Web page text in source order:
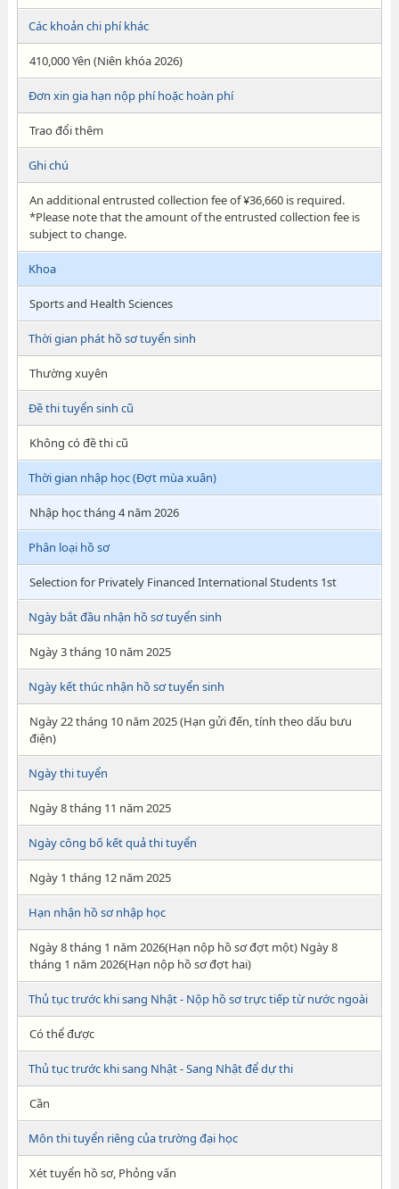
Các khoản chi phí khác
410,000 Yên (Niên khóa 2026)
Đơn xin gia hạn nộp phí hoặc hoàn phí
Trao đổi thêm
Ghi chú
An additional entrusted collection fee of ¥36,660 is required.
*Please note that the amount of the entrusted collection fee is
subject to change.
Khoa
Sports and Health Sciences
Thời gian phát hồ sơ tuyển sinh
Thường xuyên
Đề thi tuyển sinh cũ
Không có đề thi cũ
Thời gian nhập học (Đợt mùa xuân)
Nhập học tháng 4 năm 2026
Phân loại hồ sơ
Selection for Privately Financed International Students 1st
Ngày bắt đầu nhận hồ sơ tuyển sinh
Ngày 3 tháng 10 năm 2025
Ngày kết thúc nhận hồ sơ tuyển sinh
Ngày 22 tháng 10 năm 2025 (Hạn gửi đến, tính theo dấu bưu
điện)
Ngày thi tuyển
Ngày 8 tháng 11 năm 2025
Ngày công bố kết quả thi tuyển
Ngày 1 tháng 12 năm 2025
Hạn nhận hồ sơ nhập học
Ngày 8 tháng 1 năm 2026(Hạn nộp hồ sơ đợt một) Ngày 8
tháng 1 năm 2026(Hạn nộp hồ sơ đợt hai)
Thủ tục trước khi sang Nhật - Nộp hồ sơ trực tiếp từ nước ngoài
Có thể được
Thủ tục trước khi sang Nhật - Sang Nhật để dự thi
Cần
Môn thi tuyển riêng của trường đại học
Xét tuyển hồ sơ, Phỏng vấn